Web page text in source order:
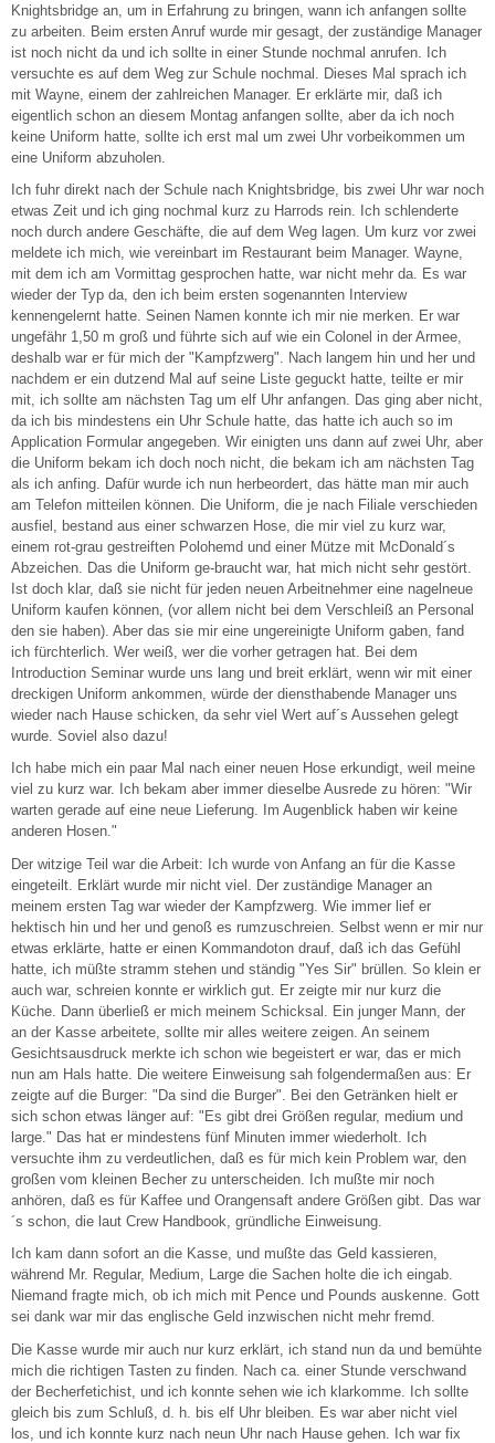
Knightsbridge an, um in Erfahrung zu bringen, wann ich anfangen sollte
zu arbeiten. Beim ersten Anruf wurde mir gesagt, der zuständige Manager
ist noch nicht da und ich sollte in einer Stunde nochmal anrufen. Ich
versuchte es auf dem Weg zur Schule nochmal. Dieses Mal sprach ich
mit Wayne, einem der zahlreichen Manager. Er erklärte mir, daß ich
eigentlich schon an diesem Montag anfangen sollte, aber da ich noch
keine Uniform hatte, sollte ich erst mal um zwei Uhr vorbeikommen um
eine Uniform abzuholen.
Ich fuhr direkt nach der Schule nach Knightsbridge, bis zwei Uhr war noch
etwas Zeit und ich ging nochmal kurz zu Harrods rein. Ich schlenderte
noch durch andere Geschäfte, die auf dem Weg lagen. Um kurz vor zwei
meldete ich mich, wie vereinbart im Restaurant beim Manager. Wayne,
mit dem ich am Vormittag gesprochen hatte, war nicht mehr da. Es war
wieder der Typ da, den ich beim ersten sogenannten Interview
kennengelernt hatte. Seinen Namen konnte ich mir nie merken. Er war
ungefähr 1,50 m groß und führte sich auf wie ein Colonel in der Armee,
deshalb war er für mich der "Kampfzwerg". Nach langem hin und her und
nachdem er ein dutzend Mal auf seine Liste geguckt hatte, teilte er mir
mit, ich sollte am nächsten Tag um elf Uhr anfangen. Das ging aber nicht,
da ich bis mindestens ein Uhr Schule hatte, das hatte ich auch so im
Application Formular angegeben. Wir einigten uns dann auf zwei Uhr, aber
die Uniform bekam ich doch noch nicht, die bekam ich am nächsten Tag
als ich anfing. Dafür wurde ich nun herbeordert, das hätte man mir auch
am Telefon mitteilen können. Die Uniform, die je nach Filiale verschieden
ausfiel, bestand aus einer schwarzen Hose, die mir viel zu kurz war,
einem rot-grau gestreiften Polohemd und einer Mütze mit McDonald´s
Abzeichen. Das die Uniform ge-braucht war, hat mich nicht sehr gestört.
Ist doch klar, daß sie nicht für jeden neuen Arbeitnehmer eine nagelneue
Uniform kaufen können, (vor allem nicht bei dem Verschleiß an Personal
den sie haben). Aber das sie mir eine ungereinigte Uniform gaben, fand
ich fürchterlich. Wer weiß, wer die vorher getragen hat. Bei dem
Introduction Seminar wurde uns lang und breit erklärt, wenn wir mit einer
dreckigen Uniform ankommen, würde der diensthabende Manager uns
wieder nach Hause schicken, da sehr viel Wert auf´s Aussehen gelegt
wurde. Soviel also dazu!
Ich habe mich ein paar Mal nach einer neuen Hose erkundigt, weil meine
viel zu kurz war. Ich bekam aber immer dieselbe Ausrede zu hören: "Wir
warten gerade auf eine neue Lieferung. Im Augenblick haben wir keine
anderen Hosen."
Der witzige Teil war die Arbeit: Ich wurde von Anfang an für die Kasse
eingeteilt. Erklärt wurde mir nicht viel. Der zuständige Manager an
meinem ersten Tag war wieder der Kampfzwerg. Wie immer lief er
hektisch hin und her und genoß es rumzuschreien. Selbst wenn er mir nur
etwas erklärte, hatte er einen Kommandoton drauf, daß ich das Gefühl
hatte, ich müßte stramm stehen und ständig "Yes Sir" brüllen. So klein er
auch war, schreien konnte er wirklich gut. Er zeigte mir nur kurz die
Küche. Dann überließ er mich meinem Schicksal. Ein junger Mann, der
an der Kasse arbeitete, sollte mir alles weitere zeigen. An seinem
Gesichtsausdruck merkte ich schon wie begeistert er war, das er mich
nun am Hals hatte. Die weitere Einweisung sah folgendermaßen aus: Er
zeigte auf die Burger: "Da sind die Burger". Bei den Getränken hielt er
sich schon etwas länger auf: "Es gibt drei Größen regular, medium und
large." Das hat er mindestens fünf Minuten immer wiederholt. Ich
versuchte ihm zu verdeutlichen, daß es für mich kein Problem war, den
großen vom kleinen Becher zu unterscheiden. Ich mußte mir noch
anhören, daß es für Kaffee und Orangensaft andere Größen gibt. Das war
´s schon, die laut Crew Handbook, gründliche Einweisung.
Ich kam dann sofort an die Kasse, und mußte das Geld kassieren,
während Mr. Regular, Medium, Large die Sachen holte die ich eingab.
Niemand fragte mich, ob ich mich mit Pence und Pounds auskenne. Gott
sei dank war mir das englische Geld inzwischen nicht mehr fremd.
Die Kasse wurde mir auch nur kurz erklärt, ich stand nun da und bemühte
mich die richtigen Tasten zu finden. Nach ca. einer Stunde verschwand
der Becherfetichist, und ich konnte sehen wie ich klarkomme. Ich sollte
gleich bis zum Schluß, d. h. bis elf Uhr bleiben. Es war aber nicht viel
los, und ich konnte kurz nach neun Uhr nach Hause gehen. Ich war fix